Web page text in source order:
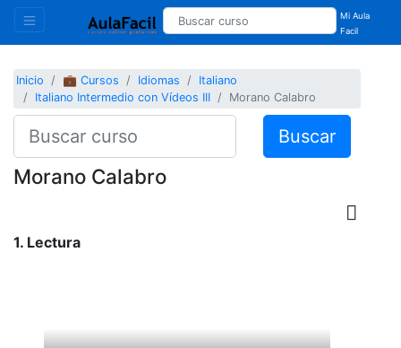
Mi Aula
Facil
Inicio 💼 Cursos Idiomas
Italiano
Italiano Intermedio con Vídeos III
Morano Calabro
Buscar
Morano Calabro
1. Lectura